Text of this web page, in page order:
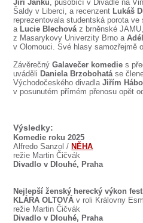
Jiří Janků, působící v Divadle na
Šaldy v Liberci, a recenzent Lukáš
reprezentovala studentská porota
a Lucie Blechováz brněnské
z Masarykovy Univerzity Brno a
v Olomouci. Své hlasy samozřejmě
ZávěrečnýGalavečer komedie s
uváděli Daniela Brzobohatáse
Východočeského divadlaJiřím
v posunutém přímém přenosu opět
Výsledky:
Komedie roku 2025
Alfredo Sanzol / NĚHA
režie Martin Čičvák
Divadlo v Dlouhé, Praha
Nejlepší ženský herecký výkon
KLÁRA OLTOVÁ v roli Královny
režie Martin Čičvák
Divadlo v Dlouhé, Praha